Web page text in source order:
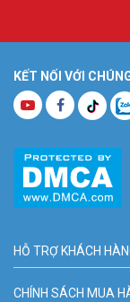
KẾT NỐI VỚI
HỖ TRỢ KHÁCH
CHÍNH SÁCH MUA